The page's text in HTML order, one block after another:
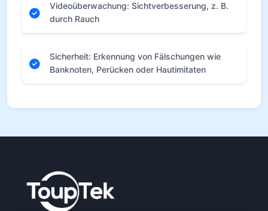
Videoüberwachung: Sichtverbesserung, z. B.
durch Rauch
Sicherheit: Erkennung von Fälschungen wie
Banknoten, Perücken oder Hautimitaten